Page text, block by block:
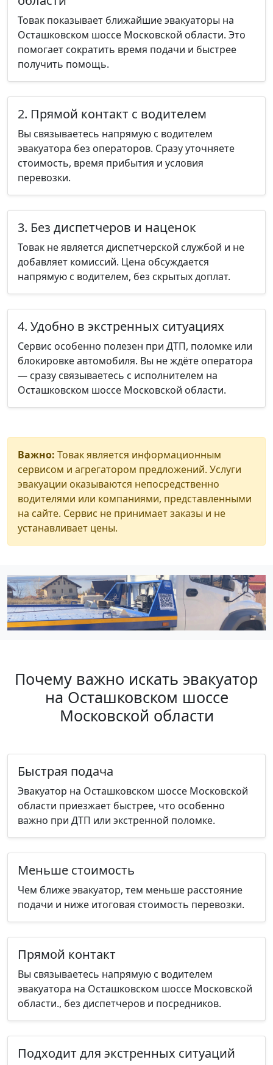
Товак показывает ближайшие эвакуаторы на
Осташковском шоссе Московской области. Это
помогает сократить время подачи и быстрее
получить помощь.
2. Прямой контакт с водителем
Вы связываетесь напрямую с водителем
эвакуатора без операторов. Сразу уточняете
стоимость, время прибытия и условия
перевозки.
3. Без диспетчеров и наценок
Товак не является диспетчерской службой и не
добавляет комиссий. Цена обсуждается
напрямую с водителем, без скрытых доплат.
4. Удобно в экстренных ситуациях
Сервис особенно полезен при ДТП, поломке или
блокировке автомобиля. Вы не ждёте оператора
— сразу связываетесь с исполнителем на
Осташковском шоссе Московской области.
Важно: Товак является информационным
сервисом и агрегатором предложений. Услуги
эвакуации оказываются непосредственно
водителями или компаниями, представленными
на сайте. Сервис не принимает заказы и не
устанавливает цены.
Почему важно искать эвакуатор
на Осташковском шоссе
Московской области
Быстрая подача
Эвакуатор на Осташковском шоссе Московской
области приезжает быстрее, что особенно
важно при ДТП или экстренной поломке.
Меньше стоимость
Чем ближе эвакуатор, тем меньше расстояние
подачи и ниже итоговая стоимость перевозки.
Прямой контакт
Вы связываетесь напрямую с водителем
эвакуатора на Осташковском шоссе Московской
области., без диспетчеров и посредников.
Подходит для экстренных ситуаций